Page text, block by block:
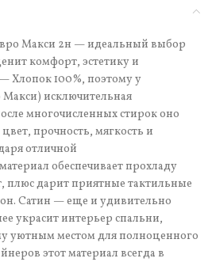
Макси 2н — идеальный выбор
комфорт, эстетику и
Хлопок 100%, поэтому у
Макси) исключительная
многочисленных стирок оно
прочность, мягкость и
отличной
обеспечивает прохладу
плюс дарит приятные тактильные
Сатин — еще и удивительно
украсит интерьер спальни,
уютным местом для полноценного
этот материал всегда в